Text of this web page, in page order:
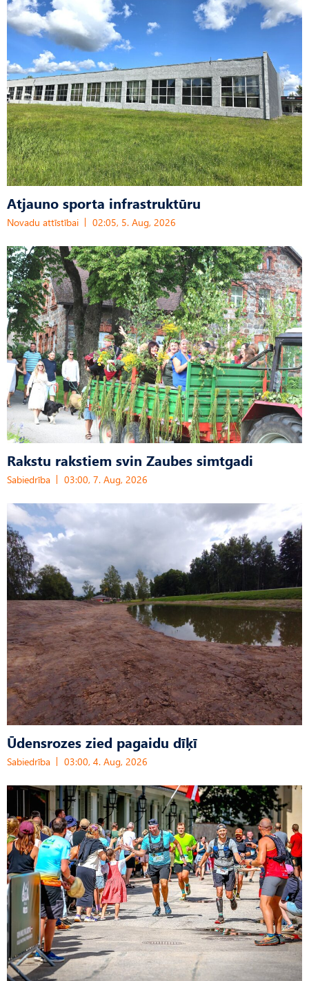
Atjauno sporta infrastruktūru
Novadu attīstībai 02:05, 5. Aug, 2026
Rakstu rakstiem svin Zaubes simtgadi
Sabiedrība 03:00, 7. Aug, 2026
Ūdensrozes zied pagaidu dīķī
Sabiedrība 03:00, 4. Aug, 2026